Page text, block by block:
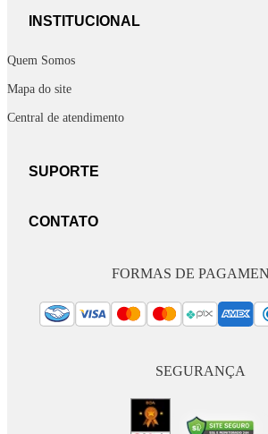
INSTITUCIONAL
Quem Somos
Mapa do site
Central de atendimento
SUPORTE
CONTATO
FORMAS DE
SEGURANÇA